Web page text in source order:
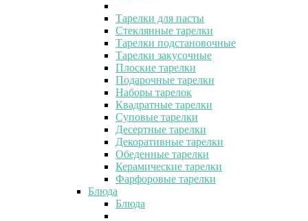
Тарелки для пасты
Стеклянные тарелки
Тарелки подстановочные
Тарелки закусочные
Плоские тарелки
Подарочные тарелки
Наборы тарелок
Квадратные тарелки
Суповые тарелки
Десертные тарелки
Декоративные тарелки
Обеденные тарелки
Керамические тарелки
Фарфоровые тарелки
Блюда
Блюда